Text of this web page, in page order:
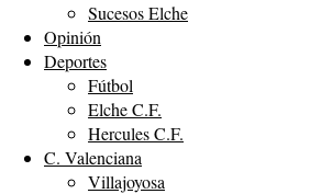
Sucesos Elche
Opinión
Deportes
Fútbol
Elche C.F.
Hercules C.F.
C. Valenciana
Villajoyosa